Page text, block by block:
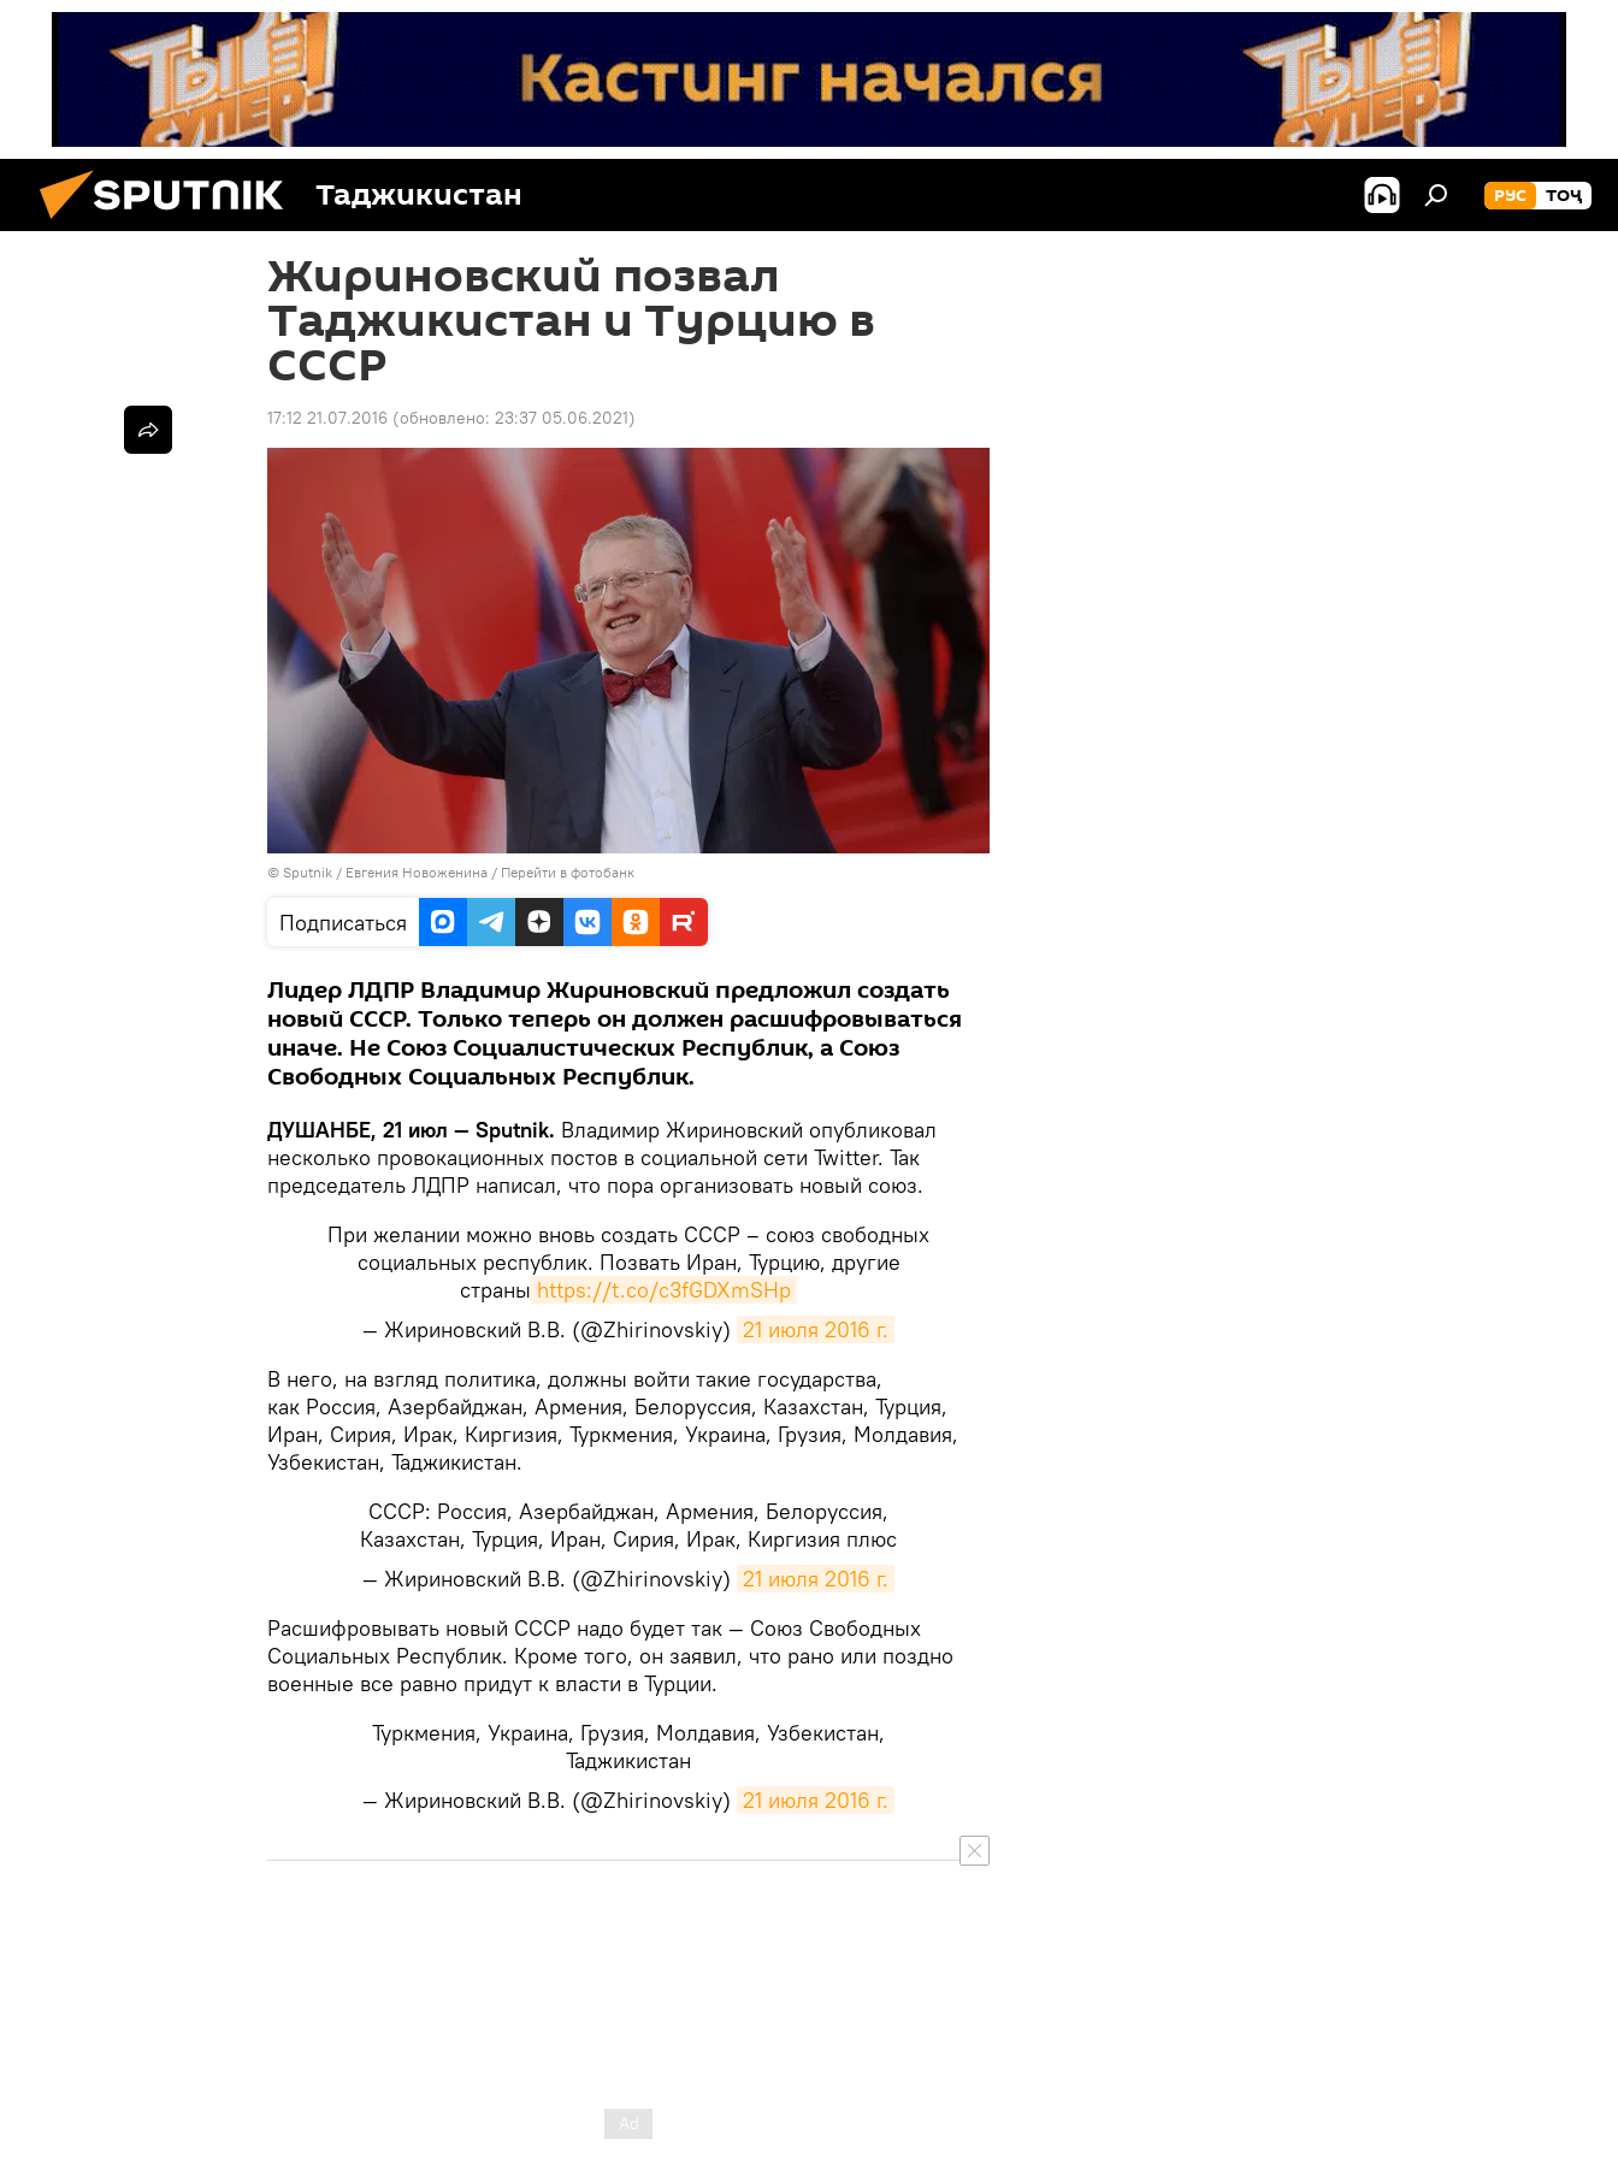
Таджикистан РУС ТОҶ
Жириновский позвал
Таджикистан и Турцию в
СССР
17:12 21.07.2016 (обновлено: 23:37 05.06.2021)
© Sputnik / Евгения Новоженина / Перейти в фотобанк
Подписаться
Лидер ЛДПР Владимир Жириновский предложил создать
новый СССР. Только теперь он должен расшифровываться
иначе. Не Союз Социалистических Республик, а Союз
Свободных Социальных Республик.
ДУШАНБЕ, 21 июл — Sputnik. Владимир Жириновский опубликовал
несколько провокационных постов в социальной сети Twitter. Так
председатель ЛДПР написал, что пора организовать новый союз.
При желании можно вновь создать СССР – союз свободных
социальных республик. Позвать Иран, Турцию, другие
страны https://t.co/c3fGDXmSHp
— Жириновский В.В. (@Zhirinovskiy) 21 июля 2016 г.
​В него, на взгляд политика, должны войти такие государства,
как Россия, Азербайджан, Армения, Белоруссия, Казахстан, Турция,
Иран, Сирия, Ирак, Киргизия, Туркмения, Украина, Грузия, Молдавия,
Узбекистан, Таджикистан.
СССР: Россия, Азербайджан, Армения, Белоруссия,
Казахстан, Турция, Иран, Сирия, Ирак, Киргизия плюс
— Жириновский В.В. (@Zhirinovskiy) 21 июля 2016 г.
​Расшифровывать новый СССР надо будет так — Союз Свободных
Социальных Республик. Кроме того, он заявил, что рано или поздно
военные все равно придут к власти в Турции.
Туркмения, Украина, Грузия, Молдавия, Узбекистан,
Таджикистан
— Жириновский В.В. (@Zhirinovskiy) 21 июля 2016 г.